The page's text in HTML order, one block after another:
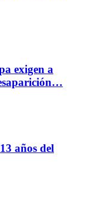
exigen a
años del